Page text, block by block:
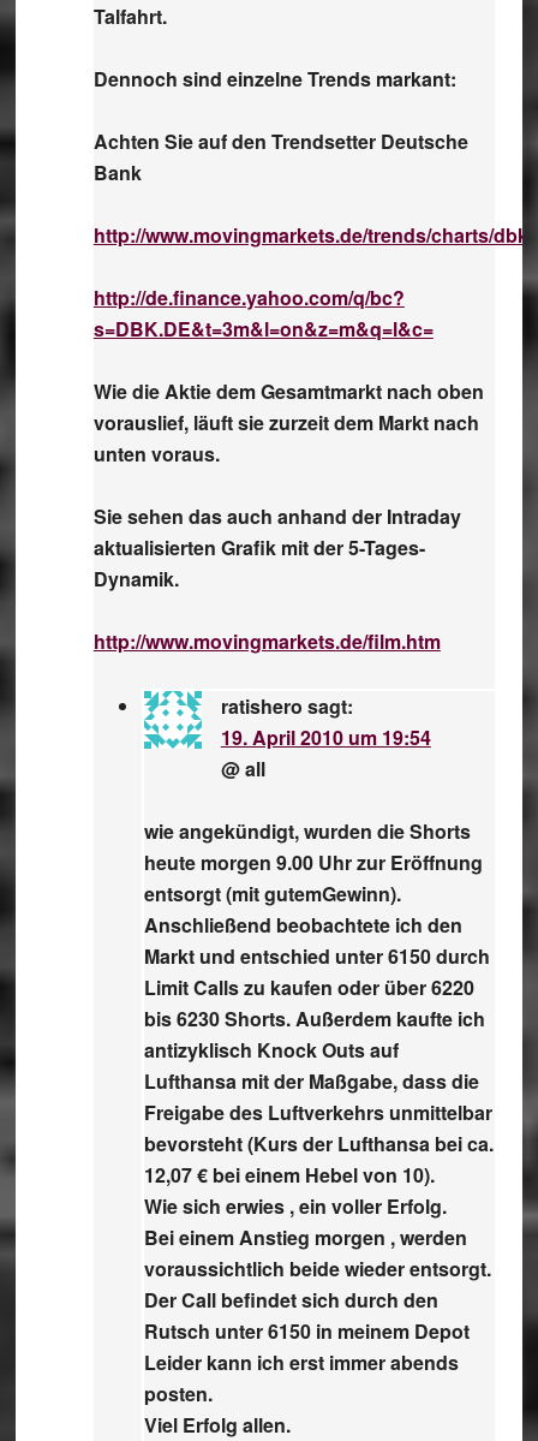
Talfahrt.
Dennoch sind einzelne Trends markant:
Achten Sie auf den Trendsetter Deutsche
Bank
http://www.movingmarkets.de/trends/charts/
http://de.finance.yahoo.com/q/bc?
s=DBK.DE&t=3m&l=on&z=m&q=l&c=
Wie die Aktie dem Gesamtmarkt nach oben
vorauslief, läuft sie zurzeit dem Markt nach
unten voraus.
Sie sehen das auch anhand der Intraday
aktualisierten Grafik mit der 5-Tages-
Dynamik.
http://www.movingmarkets.de/film.htm
ratishero sagt:
19. April 2010 um 19:54
@ all
wie angekündigt, wurden die Shorts
heute morgen 9.00 Uhr zur Eröffnung
entsorgt (mit gutemGewinn).
Anschließend beobachtete ich den
Markt und entschied unter 6150 durch
Limit Calls zu kaufen oder über 6220
bis 6230 Shorts. Außerdem kaufte ich
antizyklisch Knock Outs auf
Lufthansa mit der Maßgabe, dass die
Freigabe des Luftverkehrs unmittelbar
bevorsteht (Kurs der Lufthansa bei ca.
12,07 € bei einem Hebel von 10).
Wie sich erwies , ein voller Erfolg.
Bei einem Anstieg morgen , werden
voraussichtlich beide wieder entsorgt.
Der Call befindet sich durch den
Rutsch unter 6150 in meinem Depot
Leider kann ich erst immer abends
posten.
Viel Erfolg allen.